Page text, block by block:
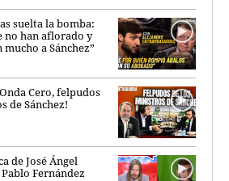
suelta la bomba:
no han aflorado y
a Sánchez”
Cero, felpudos
de Sánchez!
de José Ángel
Fernández